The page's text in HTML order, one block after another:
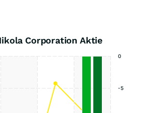
Corporation Aktie
-5
0